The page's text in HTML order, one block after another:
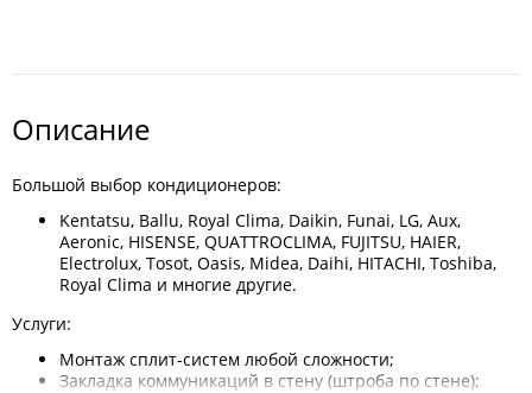
Описание
Большой выбор кондиционеров:
Kentatsu, Ballu, Royal Clima, Daikin, Funai, LG, Aux,
Aeronic, HISENSE, QUATTROCLIMA, FUJITSU, HAIER,
Electrolux, Tosot, Oasis, Midea, Daihi, HITACHI, Toshiba,
Royal Clima и многие другие.
Услуги:
Монтаж сплит-систем любой сложности;
Закладка коммуникаций в стену (штроба по стене);